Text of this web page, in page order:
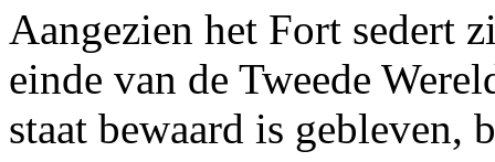
Aangezien het Fort sedert
einde van de Tweede
staat bewaard is gebleven,